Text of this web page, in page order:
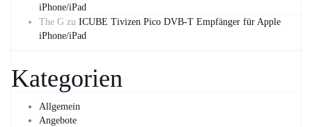
iPhone/iPad
The G zu ICUBE Tivizen Pico DVB-T Empfänger für Apple
iPhone/iPad
Kategorien
Allgemein
Angebote